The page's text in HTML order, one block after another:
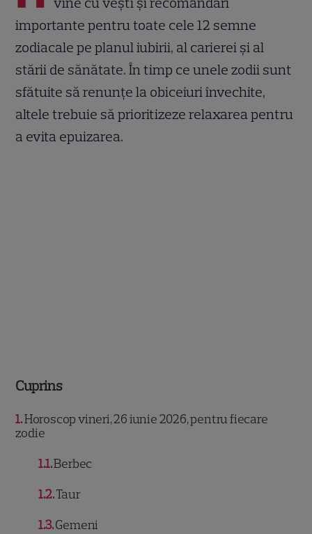
importante pentru toate cele 12 semne
zodiacale pe planul iubirii, al carierei și al
stării de sănătate. În timp ce unele zodii sunt
sfătuite să renunțe la obiceiuri învechite,
altele trebuie să prioritizeze relaxarea pentru
a evita epuizarea.
Cuprins
1 Horoscop vineri, 26 iunie 2026, pentru fiecare
zodie
1.1Berbec
1.2Taur
1.3Gemeni